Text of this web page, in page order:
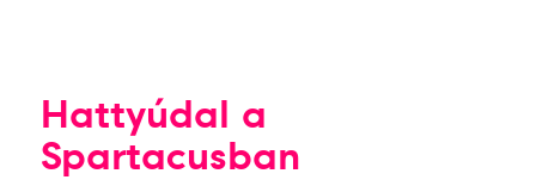
Hattyúdal a
Spartacusban